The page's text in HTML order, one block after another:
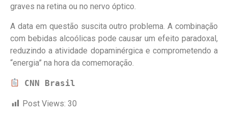
graves na retina ou no nervo óptico.
A data em questão suscita outro problema. A combinação
com bebidas alcoólicas pode causar um efeito paradoxal,
reduzindo a atividade dopaminérgica e comprometendo a
“energia” na hora da comemoração.
CNN Brasil
Post Views: 30